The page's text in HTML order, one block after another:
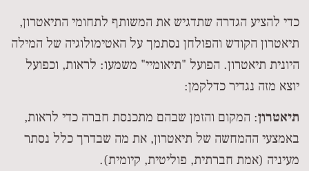
כדי להציע הגדרה שתדגיש את המשותף לתחומי התיאטרון,
תיאטרון הקודש והפולחן נסתמך על האטימולוגיה של המילה
היונית תיאטרון. הפועל "תיאומיי" משמעו: לראות, וכפועל
יוצא מזה נגדיר כדלקמן:
תיאטרון: המקום והזמן שבהם מתכנסת חברה כדי לראות,
באמצעי ההמחשה של תיאטרון, את מה שבדרך כלל נסתר
מעיניה (אמת חברתית, פוליטית, קיומית).